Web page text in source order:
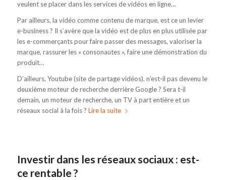
veulent se placer dans les services de vidéos en ligne…
Par ailleurs, la vidéo comme contenu de marque, est ce un levier
e-business ? Il s’avère que la vidéo est de plus en plus utilisée par
les e-commerçants pour faire passer des messages, valoriser la
marque, rassurer les « consonautes », faire une démonstration du
produit…
D’ailleurs, Youtube (site de partage vidéos), n’est-il pas devenu le
deuxième moteur de recherche derrière Google ? Sera t-il
demain, un moteur de recherche, un TV à part entière et un
réseaux social à la fois ? Lire la suite
Investir dans les réseaux sociaux : est-
ce rentable ?